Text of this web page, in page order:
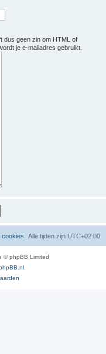
dus geen zin om HTML of
je e-mailadres gebruikt.
Alle tijden zijn UTC+02:00
cookies
© phpBB Limited